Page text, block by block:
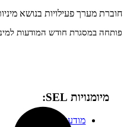
בנושא מיניות
חודש המודעות למיניות בריאה
עצמית